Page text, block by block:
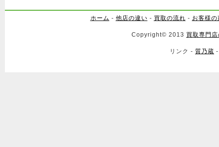
ホーム - 他店の違い - 買取の流れ - お客様の
Copyright© 2013 買取専門
リンク - 質乃蔵